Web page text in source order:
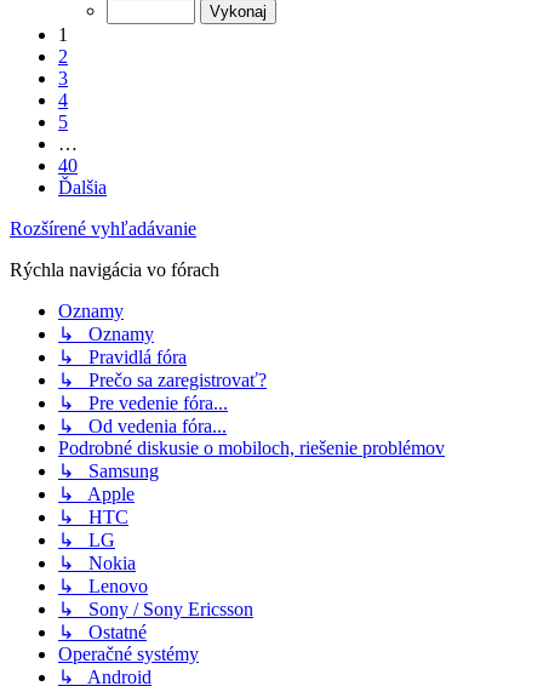
1
2
3
4
5
…
40
Ďalšia
Rozšírené vyhľadávanie
Rýchla navigácia vo fórach
Oznamy
↳ Oznamy
↳ Pravidlá fóra
↳ Prečo sa zaregistrovať?
↳ Pre vedenie fóra...
↳ Od vedenia fóra...
Podrobné diskusie o mobiloch, riešenie problémov
↳ Samsung
↳ Apple
↳ HTC
↳ LG
↳ Nokia
↳ Lenovo
↳ Sony / Sony Ericsson
↳ Ostatné
Operačné systémy
↳ Android